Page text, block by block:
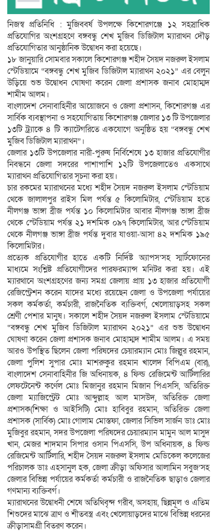
নিজস্ব প্রতিনিধি : মুজিববর্ষ উপলক্ষে কিশোরগঞ্জে ১২ সহস্রাধিক
প্রতিযোগির অংশগ্রহণে বঙ্গবন্ধু শেখ মুজিব ডিজিটাল ম্যারাথন দৌড়
প্রতিযোগিতার আনুষ্ঠানিক উদ্বোধন করা হয়েছে।
১৮ জানুয়ারি সোমবার সকালে কিশোরগঞ্জ শহীদ সৈয়দ নজরুল ইসলাম
স্টেডিয়ামে “বঙ্গবন্ধু শেখ মুজিব ডিজিটাল ম্যারাথন ২০২১” এর বেলুন
উড়িয়ে শুভ উদ্বোধন ঘোষণা করেন জেলা প্রশাসক জনাব মোহাম্মদ
শামীম আলম।
বাংলাদেশ সেনাবাহিনীর আয়োজনে ও জেলা প্রশাসন, কিশোরগঞ্জ এর
সার্বিক ব্যবস্থাপনা ও সহযোগিতায় কিশোরগঞ্জ জেলার ১৩ টি উপজেলার
১৩টি ট্র্যাকে ৪ টি ক্যাটেগরিতে একযোগে অনুষ্ঠিত হয় “বঙ্গবন্ধু শেখ
মুজিব ডিজিটাল ম্যারাথন”।
জেলার ১৩টি উপজেলার নারী-পুরুষ নির্বিশেষে ১৩ হাজার প্রতিযোগীর
নিবন্ধনে জেলা সদরের পাশাপাশি ১২টি উপজেলাতেও একসাথে
ম্যারাথন প্রতিযোগিতার সূচনা করা হয়।
চার রকমের ম্যারাথনের মধ্যে শহীদ সৈয়দ নজরুল ইসলাম স্টেডিয়াম
থেকে জালালপুর রাইস মিল পর্যন্ত ৫ কিলোমিটার, স্টেডিয়াম হতে
নীলগঞ্জ ভাঙ্গা ব্রীজ পর্যন্ত ১০ কিলোমিটার আবার নীলগঞ্জ ভাঙ্গা ব্রীজ
থেকে স্টেডিয়াম পর্যন্ত ২১ দশমিক ০৯৭ কিলোমিটার, আর স্টেডিয়াম
থেকে নীলগঞ্জ ভাঙ্গা ব্রীজ পর্যন্ত দুবার যাওয়া-আসা ৪২ দশমিক ১৯৫
কিলোমিটার।
প্রত্যেক প্রতিযোগীর হাতে একটি নির্দিষ্ট অ্যাপস’সহ স্মার্টফোনের
মাধ্যমে সংশ্লিষ্ট প্রতিযোগীদের পারফরম্যান্স মনিটর করা হয়। এই
ম্যারথানে অংশগ্রহণের জন্য সমগ্র জেলায় প্রায় ১৩ হাজার প্রতিযোগী
রেজিস্ট্রেশন করেন যাদের মধ্যে রয়েছেন জেলা ও উপজেলা পর্যায়ের
সকল কর্মকর্তা, কর্মচারী, রাজনৈতিক ব্যক্তিবর্গ, খেলোয়াড়সহ সকল
শ্রেণী পেশার মানুষ। সকালে শহীদ সৈয়দ নজরুল ইসলাম স্টেডিয়ামে
“বঙ্গবন্ধু শেখ মুজিব ডিজিটাল ম্যারাথন ২০২১” এর শুভ উদ্বোধন
ঘোষণা করেন জেলা প্রশাসক জনাব মোহাম্মদ শামীম আলম। এ সময়
আরও উপস্থিত ছিলেন জেলা পরিষদের চেয়ারম্যান মোঃ জিল্লুর রহমান,
জেলা পুলিশ সুপার মোঃ মাশরুকুর রহমান খালেদ বিপিএম (বার),
বাংলাদেশ সেনাবাহিনীর জি অধিনায়ক, ৪ ফিল্ড রেজিমেন্ট আর্টিলারির
লেফটেনেন্ট কর্ণেল মোঃ মিজানুর রহমান মিজান পিএসসি, অতিরিক্ত
জেলা ম্যাজিস্ট্রেট মোঃ আব্দুল্লাহ আল মাসউদ, অতিরিক্ত জেলা
প্রশাসক(শিক্ষা ও আইসিটি) মোঃ হাবিবুর রহমান, অতিরিক্ত জেলা
প্রশাসক (সার্বিক) মোঃ গোলাম মোস্তফা, জেলার সিভিল সার্জন ডাঃ মোঃ
মুজিবুর রহমান, সদর উপজেলা পরিষদের চেয়ারম্যান মামুন আল মাসুদ
খান, মেজর শাদমান সিপার ওসান পিএসসি, উপ অধিনায়ক, ৪ ফিল্ড
রেজিমেন্ট আর্টিলারি, শহীদ সৈয়দ নজরুল ইসলাম মেডিকেল কলেজের
পরিচালক ডাঃ এহসানুল হক, জেলা ক্রীড়া অফিসার আলামিন সবুজ’সহ
জেলার বিভিন্ন পর্যায়ের কর্মকর্তা কর্মচারী ও রাজনৈতিক ছাড়াও জেলার
গণমান্য ব্যক্তিবর্গ।
ম্যারাথনের উদ্বোধনী শেষে অতিথিবৃন্দ গরীব, অসহায়, ছিন্নমূল ও এতিম
শিশুদের মাঝে ত্রাণ ও শীতবস্ত্র এবং খেলোয়াড়দের মাঝে বিভিন্ন ধরনের
ক্রীড়াসামগ্রী বিতরণ করেন।